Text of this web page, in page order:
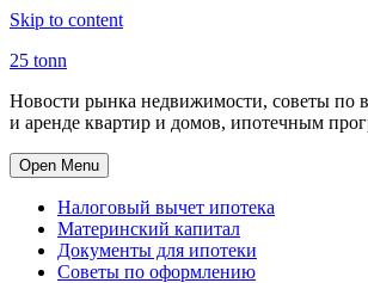
Skip to content
25 tonn
Новости рынка недвижимости, советы по
и аренде квартир и домов, ипотечным
Open Menu
Налоговый вычет ипотека
Материнский капитал
Документы для ипотеки
Советы по оформлению